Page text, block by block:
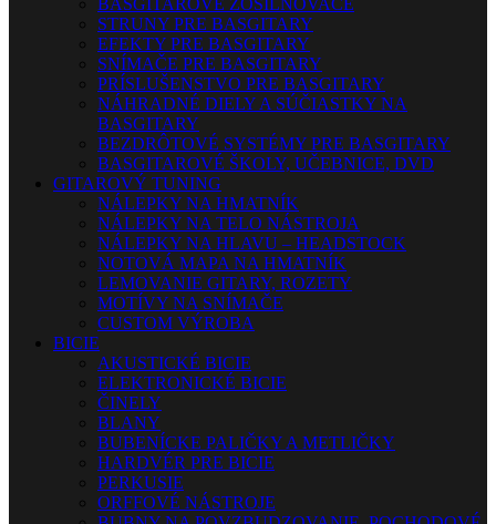
BASGITAROVÉ ZOSILŇOVAČE
STRUNY PRE BASGITARY
EFEKTY PRE BASGITARY
SNÍMAČE PRE BASGITARY
PRÍSLUŠENSTVO PRE BASGITARY
NÁHRADNÉ DIELY A SÚČIASTKY NA
BASGITARY
BEZDRÔTOVÉ SYSTÉMY PRE BASGITARY
BASGITAROVÉ ŠKOLY, UČEBNICE, DVD
GITAROVÝ TUNING
NÁLEPKY NA HMATNÍK
NÁLEPKY NA TELO NÁSTROJA
NÁLEPKY NA HLAVU – HEADSTOCK
NOTOVÁ MAPA NA HMATNÍK
LEMOVANIE GITARY, ROZETY
MOTÍVY NA SNÍMAČE
CUSTOM VÝROBA
BICIE
AKUSTICKÉ BICIE
ELEKTRONICKÉ BICIE
ČINELY
BLANY
BUBENÍCKE PALIČKY A METLIČKY
HARDVÉR PRE BICIE
PERKUSIE
ORFFOVÉ NÁSTROJE